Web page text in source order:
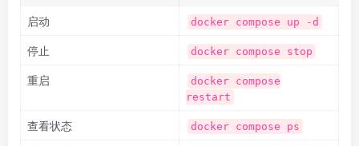
启动
docker compose up -d
停止 docker compose stop
重启
docker compose
restart
查看状态 docker compose ps